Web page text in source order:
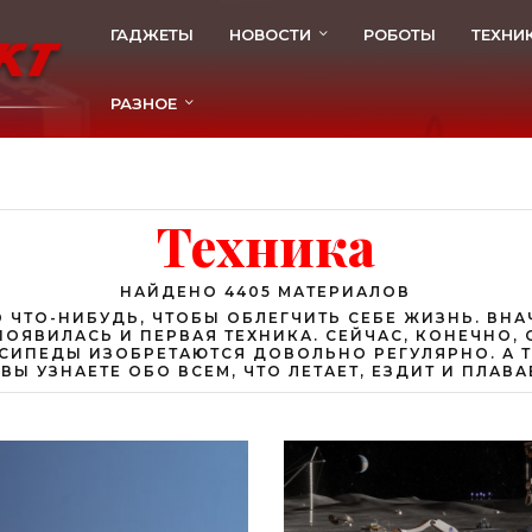
ГАДЖЕТЫ НОВОСТИ РОБОТЫ
РАЗНОЕ
Техника
НАЙДЕНО 4405 МАТЕРИАЛОВ
ЧТО-НИБУДЬ, ЧТОБЫ ОБЛЕГЧИТЬ СЕБЕ ЖИЗНЬ.
И ПЕРВАЯ ТЕХНИКА. СЕЙЧАС,
ИЗОБРЕТАЮТСЯ ДОВОЛЬНО РЕГУЛЯРНО. А
УЗНАЕТЕ ОБО ВСЕМ, ЧТО ЛЕТАЕТ, ЕЗДИТ И